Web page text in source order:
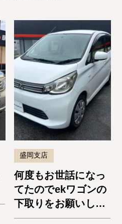
盛岡支店
何度もお世話になっ
てたのでekワゴンの
下取りをお願いしま
した。納車までスム